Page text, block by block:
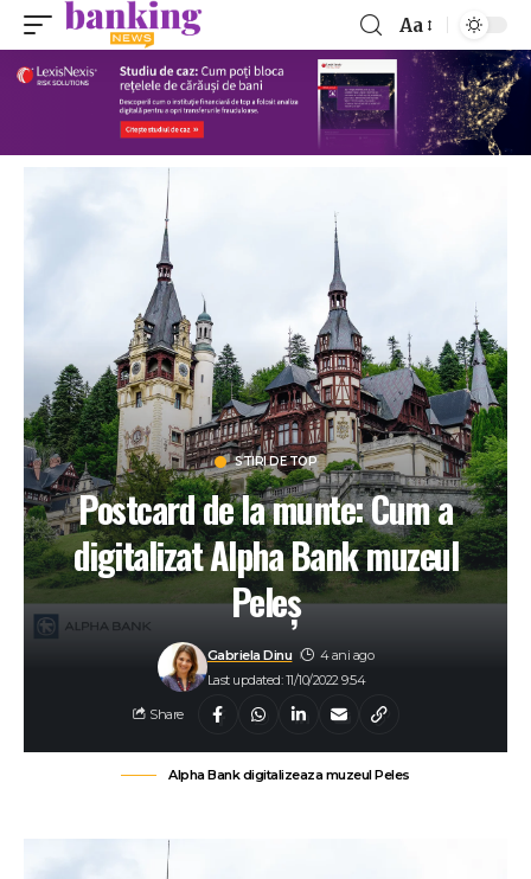
Aa
STIRI DE TOP
Postcard de la munte: Cum a
digitalizat Alpha Bank muzeul
Peleș
Last updated: 11/10/2022 9:54
Gabriela Dinu 4 ani ago
Share
Alpha Bank digitalizeaza muzeul Peles